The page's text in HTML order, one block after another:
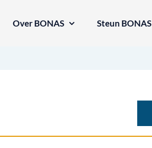
Over BONAS Steun BONAS